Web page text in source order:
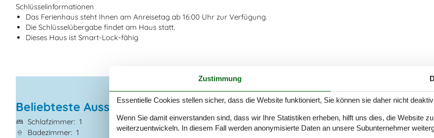
Schlüsselinformationen
Das Ferienhaus steht Ihnen am Anreisetag ab 16:00 Uhr zur Verfügung.
Die Schlüsselübergabe findet am Haus statt.
Dieses Haus ist Smart-Lock-fähig
Beliebteste Ausstattungen
Schlafzimmer 1
Badezimmer 1
Haustiere 2
Kurzurlaub möglich
Nein
Einkaufen 750 m
Zustimmung
Essentielle Cookies stellen sicher, dass die Website funktioniert, Sie können sie daher nicht
Wenn Sie damit einverstanden sind, dass wir Ihre Statistiken erheben, hilft uns dies, die Website
weiterzuentwickeln. In diesem Fall werden anonymisierte Daten an unsere Subunternehmer